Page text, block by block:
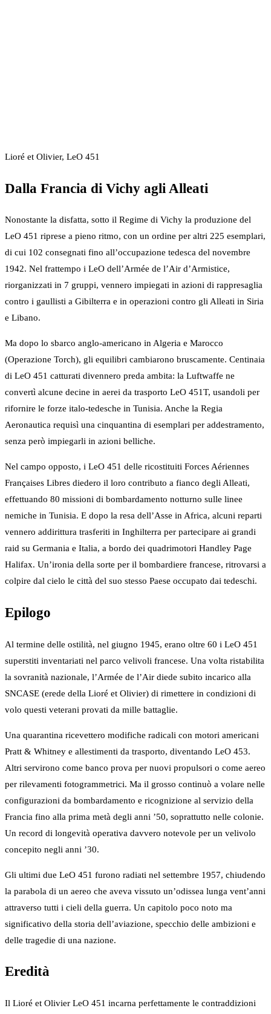
Lioré et Olivier, LeO 451
Dalla Francia di Vichy agli Alleati
Nonostante la disfatta, sotto il Regime di Vichy la produzione del
LeO 451 riprese a pieno ritmo, con un ordine per altri 225 esemplari,
di cui 102 consegnati fino all’occupazione tedesca del novembre
1942. Nel frattempo i LeO dell’Armée de l’Air d’Armistice,
riorganizzati in 7 gruppi, vennero impiegati in azioni di rappresaglia
contro i gaullisti a Gibilterra e in operazioni contro gli Alleati in Siria
e Libano.
Ma dopo lo sbarco anglo-americano in Algeria e Marocco
(Operazione Torch), gli equilibri cambiarono bruscamente. Centinaia
di LeO 451 catturati divennero preda ambita: la Luftwaffe ne
convertì alcune decine in aerei da trasporto LeO 451T, usandoli per
rifornire le forze italo-tedesche in Tunisia. Anche la Regia
Aeronautica requisì una cinquantina di esemplari per addestramento,
senza però impiegarli in azioni belliche.
Nel campo opposto, i LeO 451 delle ricostituiti Forces Aériennes
Françaises Libres diedero il loro contributo a fianco degli Alleati,
effettuando 80 missioni di bombardamento notturno sulle linee
nemiche in Tunisia. E dopo la resa dell’Asse in Africa, alcuni reparti
vennero addirittura trasferiti in Inghilterra per partecipare ai grandi
raid su Germania e Italia, a bordo dei quadrimotori Handley Page
Halifax. Un’ironia della sorte per il bombardiere francese, ritrovarsi a
colpire dal cielo le città del suo stesso Paese occupato dai tedeschi.
Epilogo
Al termine delle ostilità, nel giugno 1945, erano oltre 60 i LeO 451
superstiti inventariati nel parco velivoli francese. Una volta ristabilita
la sovranità nazionale, l’Armée de l’Air diede subito incarico alla
SNCASE (erede della Lioré et Olivier) di rimettere in condizioni di
volo questi veterani provati da mille battaglie.
Una quarantina ricevettero modifiche radicali con motori americani
Pratt & Whitney e allestimenti da trasporto, diventando LeO 453.
Altri servirono come banco prova per nuovi propulsori o come aereo
per rilevamenti fotogrammetrici. Ma il grosso continuò a volare nelle
configurazioni da bombardamento e ricognizione al servizio della
Francia fino alla prima metà degli anni ’50, soprattutto nelle colonie.
Un record di longevità operativa davvero notevole per un velivolo
concepito negli anni ’30.
Gli ultimi due LeO 451 furono radiati nel settembre 1957, chiudendo
la parabola di un aereo che aveva vissuto un’odissea lunga vent’anni
attraverso tutti i cieli della guerra. Un capitolo poco noto ma
significativo della storia dell’aviazione, specchio delle ambizioni e
delle tragedie di una nazione.
Eredità
Il Lioré et Olivier LeO 451 incarna perfettamente le contraddizioni